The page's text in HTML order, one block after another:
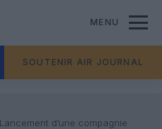
MENU
SOUTENIR AIR JOURNAL
d’une compagnie